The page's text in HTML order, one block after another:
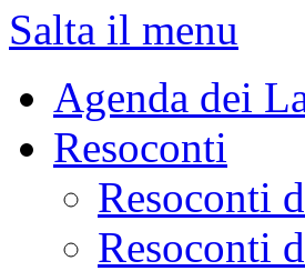
Salta il menu
Agenda dei
Resoconti
Resoconti
Resoconti